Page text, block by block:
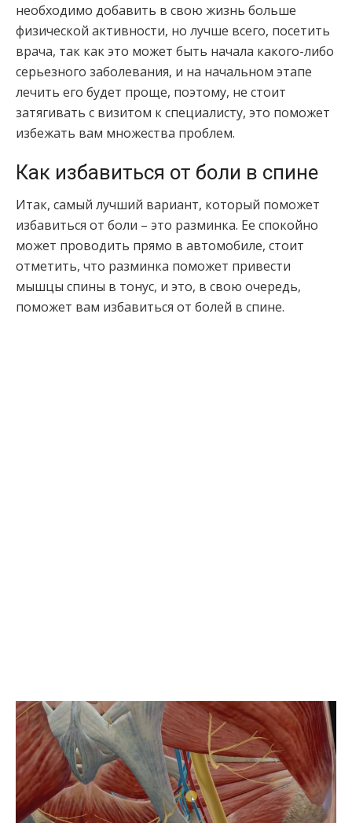
необходимо добавить в свою жизнь больше
физической активности, но лучше всего, посетить
врача, так как это может быть начала какого-либо
серьезного заболевания, и на начальном этапе
лечить его будет проще, поэтому, не стоит
затягивать с визитом к специалисту, это поможет
избежать вам множества проблем.
Как избавиться от боли в спине
Итак, самый лучший вариант, который поможет
избавиться от боли – это разминка. Ее спокойно
может проводить прямо в автомобиле, стоит
отметить, что разминка поможет привести
мышцы спины в тонус, и это, в свою очередь,
поможет вам избавиться от болей в спине.